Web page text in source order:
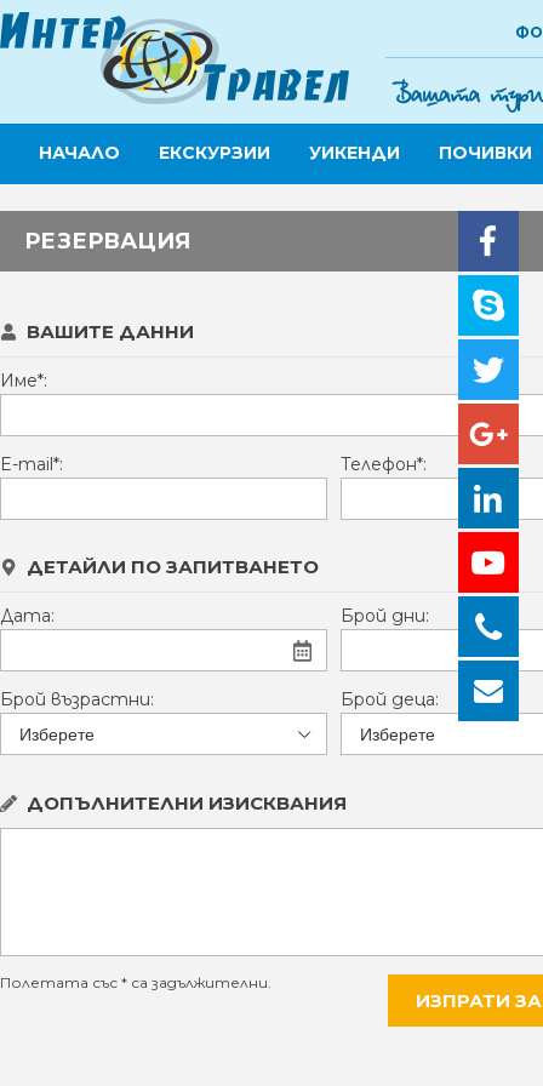
НАЧАЛО ЕКСКУРЗИИ УИКЕНДИ ПОЧИВКИ
РЕЗЕРВАЦИЯ
ВАШИТЕ ДАННИ
Име*:
E-mail*: Телефон*:
ДЕТАЙЛИ ПО ЗАПИТВАНЕТО
Дата: Брой дни:
Брой възрастни: Брой деца:
ДОПЪЛНИТЕЛНИ ИЗИСКВАНИЯ
Полетата със * са задължителни.